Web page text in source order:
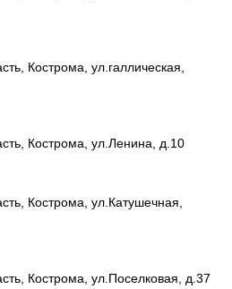
Кострома, ул.галлическая,
Кострома, ул.Ленина, д.10
Кострома, ул.Катушечная,
Кострома, ул.Поселковая, д.37